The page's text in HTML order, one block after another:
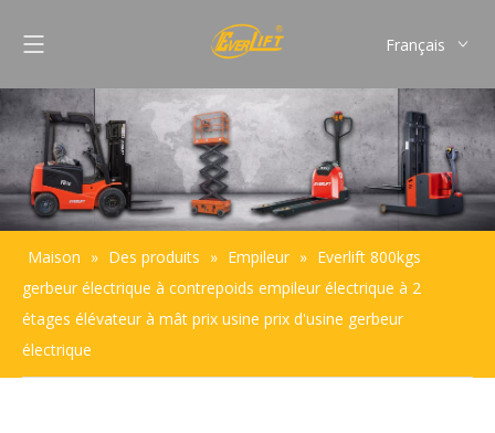
Français
Pусский
Español
Português
Maison » Des produits » Empileur » Everlift 800kgs
gerbeur électrique à contrepoids empileur électrique à 2
étages élévateur à mât prix usine prix d'usine gerbeur
électrique